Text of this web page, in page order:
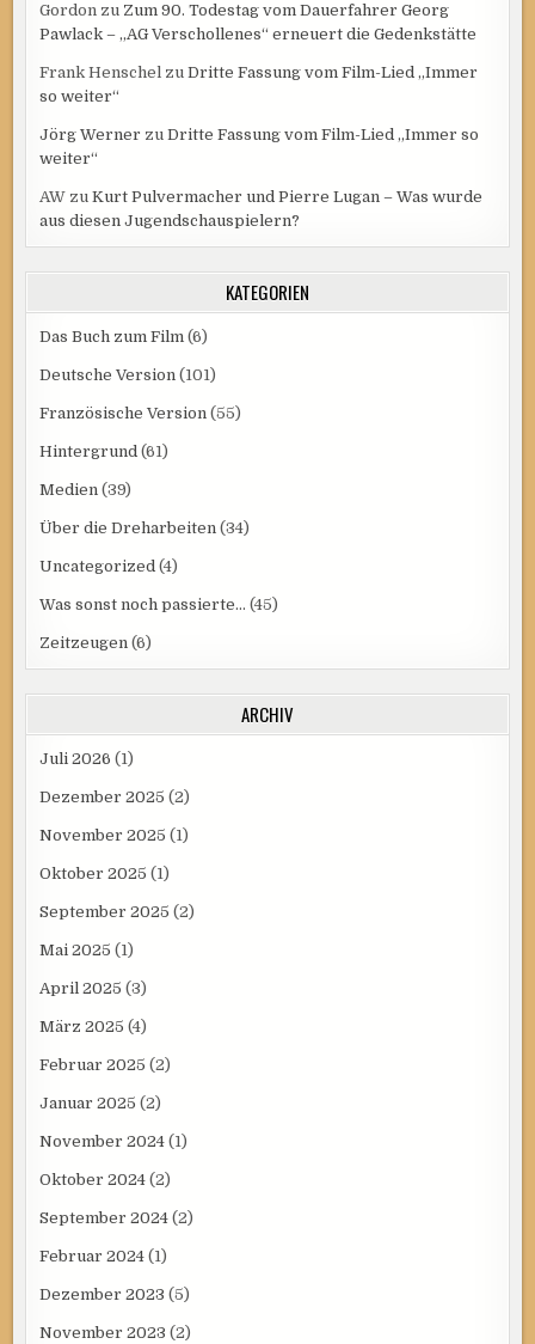
Gordon zu Zum 90. Todestag vom Dauerfahrer Georg
Pawlack – „AG Verschollenes“ erneuert die Gedenkstätte
Frank Henschel zuDritte Fassung vom Film-Lied „Immer
so weiter“
Jörg Werner zuDritte Fassung vom Film-Lied „Immer so
weiter“
AW zuKurt Pulvermacher und Pierre Lugan – Was wurde
aus diesen Jugendschauspielern?
KATEGORIEN
Das Buch zum Film (6)
Deutsche Version (101)
Französische Version (55)
Hintergrund (61)
Medien (39)
Über die Dreharbeiten (34)
Uncategorized (4)
Was sonst noch passierte… (45)
Zeitzeugen (6)
ARCHIV
Juli 2026 (1)
Dezember 2025 (2)
November 2025 (1)
Oktober 2025 (1)
September 2025 (2)
Mai 2025 (1)
April 2025 (3)
März 2025 (4)
Februar 2025 (2)
Januar 2025 (2)
November 2024 (1)
Oktober 2024 (2)
September 2024 (2)
Februar 2024 (1)
Dezember 2023 (5)
November 2023 (2)